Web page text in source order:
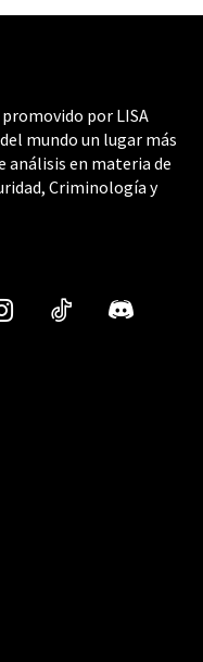
por LISA
mundo un lugar más
análisis en materia de
Criminología y